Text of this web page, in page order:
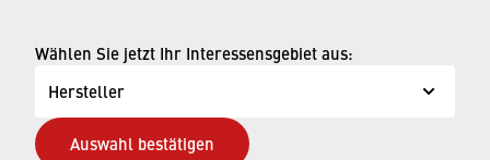
Wählen Sie jetzt Ihr Interessensgebiet aus:
Hersteller
Auswahl bestätigen
Impressum
Datenschutzseite